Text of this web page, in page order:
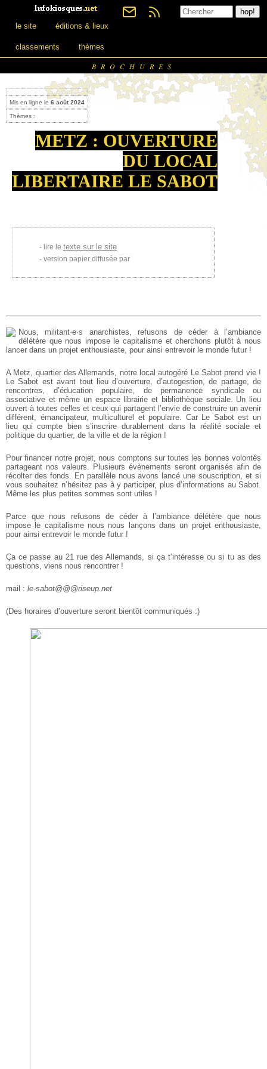
le site éditions & lieux
classements thèmes
BROCHURES
Mis en ligne le 6 août 2024
Thèmes :
METZ : OUVERTURE
DU LOCAL
LIBERTAIRE LE SABOT
lire le texte sur le site
version papier diffusée par
Nous, militant·e·s anarchistes, refusons de céder à l’ambiance
délétère que nous impose le capitalisme et cherchons plutôt à nous
lancer dans un projet enthousiaste, pour ainsi entrevoir le monde futur !
A Metz, quartier des Allemands, notre local autogéré Le Sabot prend vie !
Le Sabot est avant tout lieu d’ouverture, d’autogestion, de partage, de
rencontres, d’éducation populaire, de permanence syndicale ou
associative et même un espace librairie et bibliothèque sociale. Un lieu
ouvert à toutes celles et ceux qui partagent l’envie de construire un avenir
différent, émancipateur, multiculturel et populaire. Car Le Sabot est un
lieu qui compte bien s’inscrire durablement dans la réalité sociale et
politique du quartier, de la ville et de la région !
Pour financer notre projet, nous comptons sur toutes les bonnes volontés
partageant nos valeurs. Plusieurs évènements seront organisés afin de
récolter des fonds. En parallèle nous avons lancé une souscription, et si
vous souhaitez n’hésitez pas à y participer, plus d’informations au Sabot.
Même les plus petites sommes sont utiles !
Parce que nous refusons de céder à l’ambiance délétère que nous
impose le capitalisme nous nous lançons dans un projet enthousiaste,
pour ainsi entrevoir le monde futur !
Ça ce passe au 21 rue des Allemands, si ça t’intéresse ou si tu as des
questions, viens nous rencontrer !
mail : le-sabot@@@riseup.net
(Des horaires d’ouverture seront bientôt communiqués :)